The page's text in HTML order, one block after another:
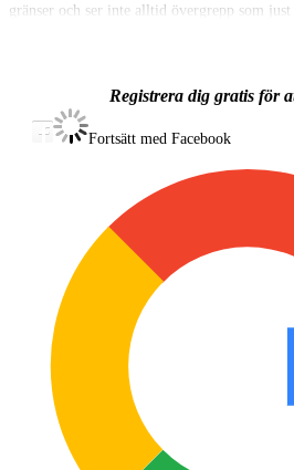
gränser och ser inte alltid övergrepp som
Inspelning: Helsingborg med omnejd, Skåne.
Arvode: 20 000 SEK mot faktura för 2
Ansökan ska innehålla:
- Aktuella bilder
- Kort presentation
- Obligatorisk selftape enligt instruktionerna
Manuset finns här: https://we.tl/t-
Vi önskar att du spelar in följande scener för
* Scen 3
* Scen 7
Bifoga selftape i din ansökan!
Registrera dig gratis för
Fortsätt med Facebook